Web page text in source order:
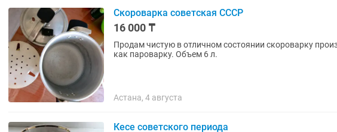
Скороварка советская СССР
16 000 ₸
Продам чистую в отличном состоянии скороварку
как пароварку. Объем 6 л.
Астана, 4 августа
Кесе советского периода